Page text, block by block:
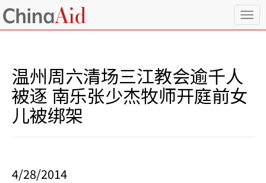
T
o
温州周六清场三江教会逾千人
被逐 南乐张少杰牧师开庭前女
儿被绑架
4/28/2014